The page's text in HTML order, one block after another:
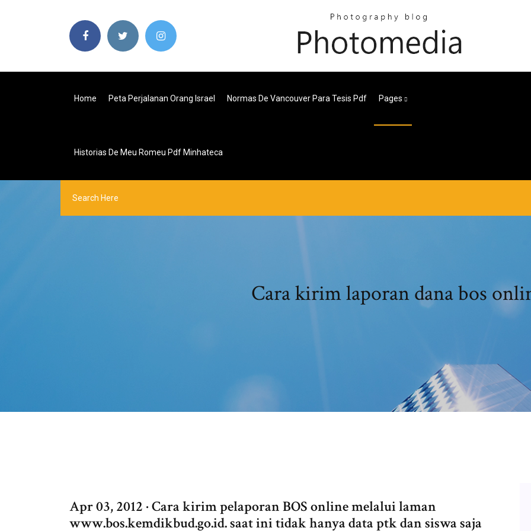
Home Peta Perjalanan Orang Israel Normas De Vancouver Para Tesis Pdf Pages
Historias De Meu Romeu Pdf Minhateca
Cara kirim laporan dana bos
Apr 03, 2012 · Cara kirim pelaporan BOS online melalui laman
www.bos.kemdikbud.go.id. saat ini tidak hanya data ptk dan siswa saja